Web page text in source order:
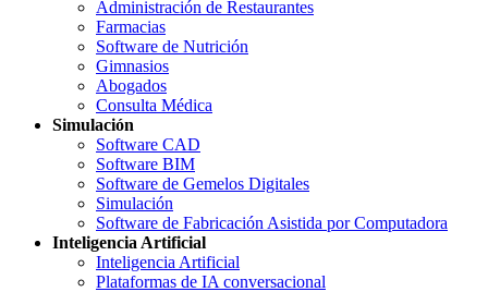
Administración de Restaurantes
Farmacias
Software de Nutrición
Gimnasios
Abogados
Consulta Médica
Simulación
Software CAD
Software BIM
Software de Gemelos Digitales
Simulación
Software de Fabricación Asistida por Computadora
Inteligencia Artificial
Inteligencia Artificial
Plataformas de IA conversacional